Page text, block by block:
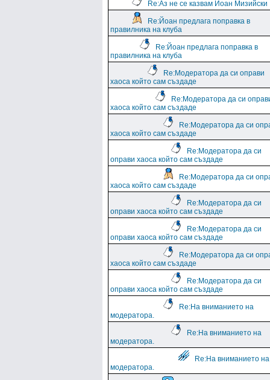
Re:Аз не се казвам Йоан Мизийски
Re:Йоан предлага поправка в
правилника на клуба
Re:Йоан предлага поправка в
правилника на клуба
Re:Модератора да си оправи
хаоса който сам създаде
Re:Модератора да си
хаоса който сам създаде
Re:Модератора да си
хаоса който сам създаде
Re:Модератора да си
оправи хаоса който сам създаде
Re:Модератора да си
хаоса който сам създаде
Re:Модератора да си
оправи хаоса който сам създаде
Re:Модератора да си
оправи хаоса който сам създаде
Re:Модератора да си
хаоса който сам създаде
Re:Модератора да си
оправи хаоса който сам създаде
Re:На вниманието на
модератора.
Re:На вниманието на
модератора.
Re:На вниманието на
модератора.